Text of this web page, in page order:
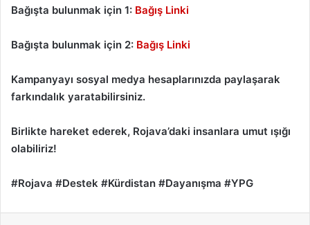
Bağışta bulunmak için 1: Bağış Linki
Bağışta bulunmak için 2: Bağış Linki
Kampanyayı sosyal medya hesaplarınızda paylaşarak
farkındalık yaratabilirsiniz.
Birlikte hareket ederek, Rojava’daki insanlara umut ışığı
olabiliriz!
#Rojava #Destek #Kürdistan #Dayanışma #YPG